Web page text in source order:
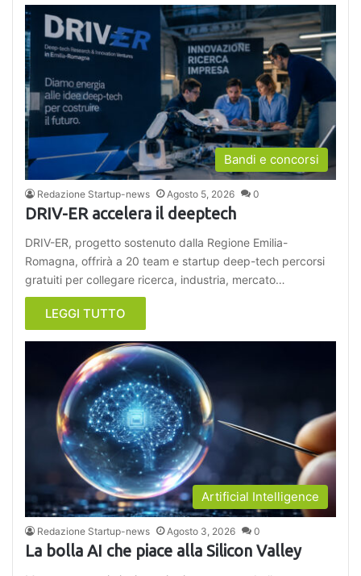
Bandi e concorsi
Redazione Startup-news Agosto 5, 2026 0
DRIV-ER accelera il deeptech
DRIV-ER, progetto sostenuto dalla Regione Emilia-
Romagna, offrirà a 20 team e startup deep-tech percorsi
gratuiti per collegare ricerca, industria, mercato…
LEGGI TUTTO
Artificial Intelligence
Redazione Startup-news Agosto 3, 2026 0
La bolla AI che piace alla Silicon Valley